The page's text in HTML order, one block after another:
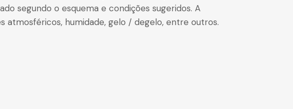
segundo o esquema e condições sugeridos. A
atmosféricos, humidade, gelo / degelo, entre outros.